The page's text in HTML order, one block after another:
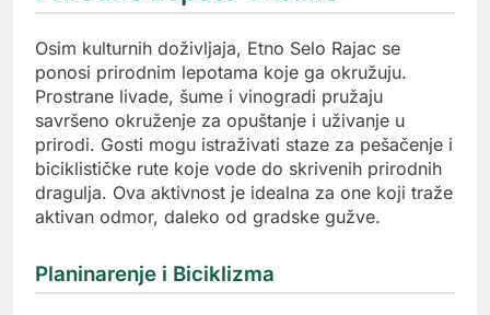
Osim kulturnih doživljaja, Etno Selo Rajac se
ponosi prirodnim lepotama koje ga okružuju.
Prostrane livade, šume i vinogradi pružaju
savršeno okruženje za opuštanje i uživanje u
prirodi. Gosti mogu istraživati staze za pešačenje i
biciklističke rute koje vode do skrivenih prirodnih
dragulja. Ova aktivnost je idealna za one koji traže
aktivan odmor, daleko od gradske gužve.
Planinarenje i Biciklizma